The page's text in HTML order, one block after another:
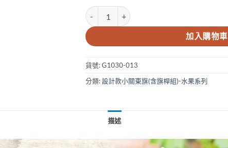
10x30cm櫻桃小關東旗 數量
加入購物車
貨號:G1030-013
分類:設計款小關東旗(含旗桿組)-水果系列
描述